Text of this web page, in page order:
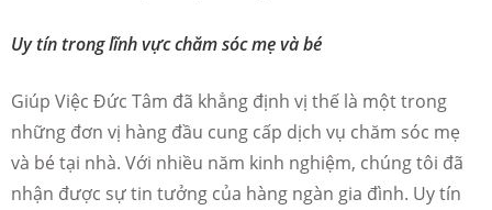
Uy tín trong lĩnh vực chăm sóc mẹ và bé
Giúp Việc Đức Tâm đã khẳng định vị thế là một trong
những đơn vị hàng đầu cung cấp dịch vụ chăm sóc mẹ
và bé tại nhà. Với nhiều năm kinh nghiệm, chúng tôi đã
nhận được sự tin tưởng của hàng ngàn gia đình. Uy tín